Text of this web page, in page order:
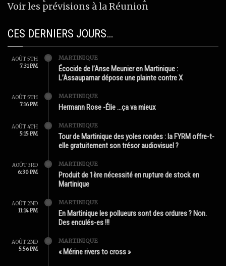
Voir les prévisions à la Réunion
CES DERNIERS JOURS…
AOÛT 5TH
7:31 PM
MARTINIQUE
Écocide de l’Anse Meunier en Martinique :
L’Assaupamar dépose une plainte contre X
AOÛT 5TH
7:16 PM
MARTINIQUE
Hermann Rose -Élie …ça va mieux
AOÛT 4TH
5:15 PM
MARTINIQUE
Tour de Martinique des yoles rondes : la FYRM offre-t-
elle gratuitement son trésor audiovisuel ?
AOÛT 3RD
6:30 PM
MARTINIQUE
Produit de 1ère nécessité en rupture de stock en
Martinique
AOÛT 2ND
11:14 PM
MARTINIQUE
En Martinique les pollueurs sont des ordures ? Non.
Des enculés-es !!!
AOÛT 2ND
5:56 PM
MARTINIQUE
« Mérine rivers to cross »